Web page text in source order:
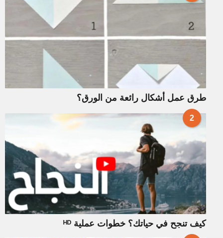
طرق عمل أشكال رائعة من الورق؟
2
كيف تنجح في حياتك؟ خطوات عملية ᴴᴰ